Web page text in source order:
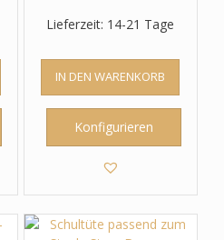
Lieferzeit: 14-21 Tage
IN DEN WARENKORB
Konfigurieren